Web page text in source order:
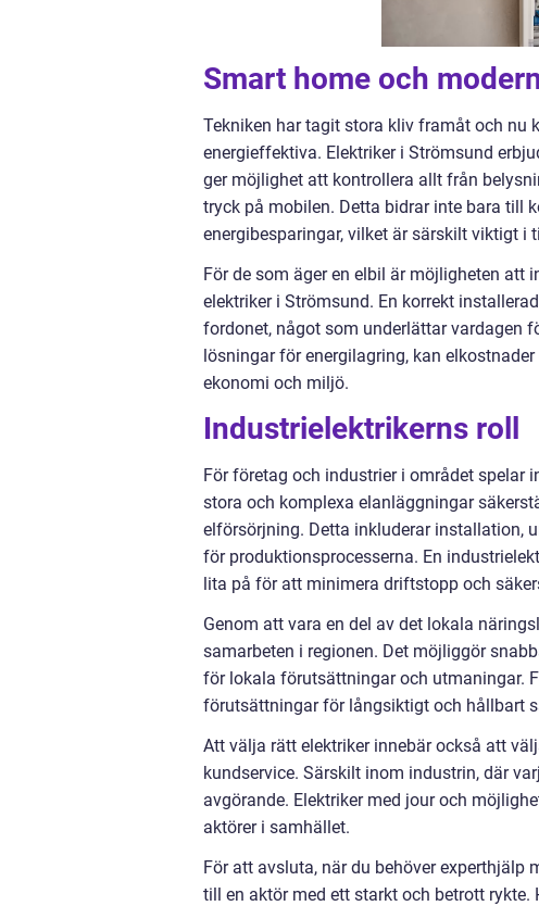
Smart home och
Tekniken har tagit stora kliv framåt och nu
energieffektiva. Elektriker i Strömsund
ger möjlighet att kontrollera allt från
tryck på mobilen. Detta bidrar inte bara till
energibesparingar, vilket är särskilt viktigt i
För de som äger en elbil är möjligheten att
elektriker i Strömsund. En korrekt
fordonet, något som underlättar vardagen
lösningar för energilagring, kan
ekonomi och miljö.
Industrielektrikerns roll
För företag och industrier i området spelar
stora och komplexa elanläggningar
elförsörjning. Detta inkluderar installation,
för produktionsprocesserna. En
lita på för att minimera driftstopp och
Genom att vara en del av det lokala
samarbeten i regionen. Det möjliggör
för lokala förutsättningar och utmaningar.
förutsättningar för långsiktigt och hållbart
Att välja rätt elektriker innebär också att
kundservice. Särskilt inom industrin, där
avgörande. Elektriker med jour och
aktörer i samhället.
För att avsluta, när du behöver experthjälp
till en aktör med ett starkt och betrott